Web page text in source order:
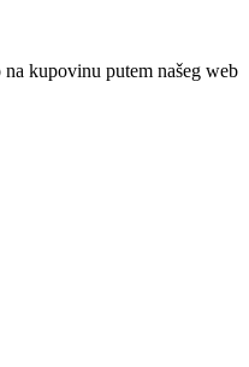
kupovinu putem našeg web